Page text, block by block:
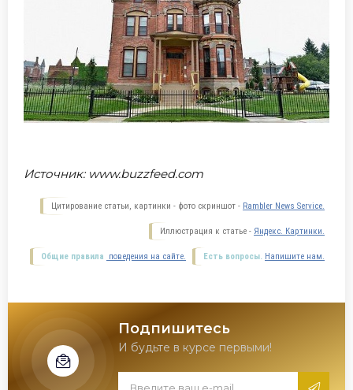
Источник: www.buzzfeed.com
Цитирование статьи, картинки - фото скриншот - Rambler News Service.
Иллюстрация к статье - Яндекс. Картинки.
Есть вопросы. Напишите нам.
Общие правила поведения на сайте.
Подпишитесь
И будьте в курсе первыми!